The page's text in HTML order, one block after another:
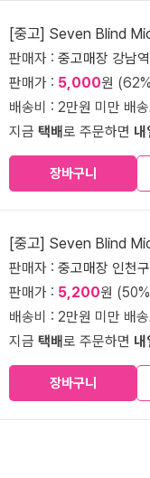
[중고] Seven Blind
판매자 : 중고매장 강남
판매가 : 5,000원
배송비 : 2만원 미만 배
지금 택배로 주문하면 내
장바구니
[중고] Seven Blind
판매자 : 중고매장 인천
판매가 : 5,200원
배송비 : 2만원 미만 배
지금 택배로 주문하면 내
장바구니